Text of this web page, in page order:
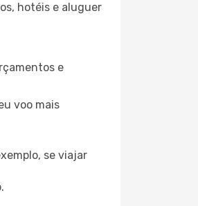
hotéis e aluguer
e
voo mais
se viajar